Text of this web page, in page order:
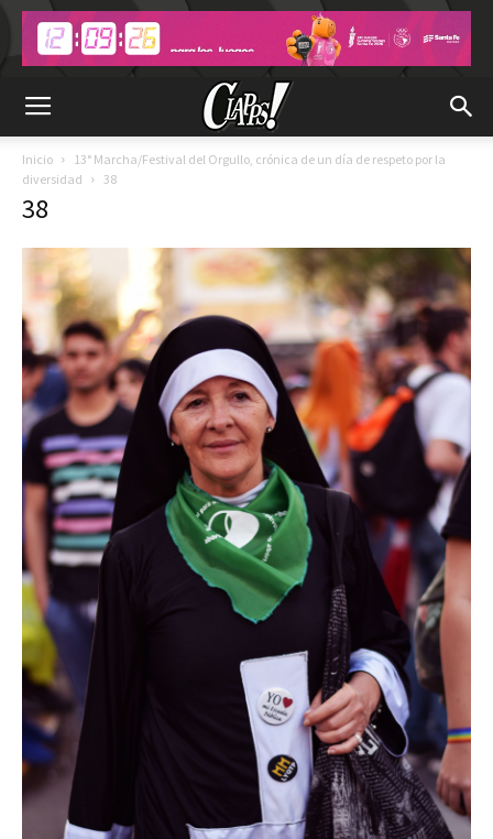
Inicio
13° Marcha/Festival del Orgullo, crónica de un día de respeto por la
diversidad
38
38